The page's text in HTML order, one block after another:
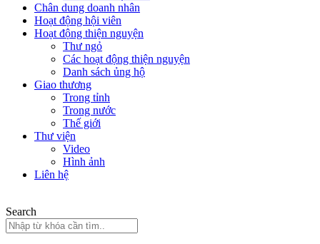
Chân dung doanh nhân
Hoạt động hội viên
Hoạt động thiện nguyện
Thư ngỏ
Các hoạt động thiện nguyện
Danh sách ủng hộ
Giao thương
Trong tỉnh
Trong nước
Thế giới
Thư viện
Video
Hình ảnh
Liên hệ
Search